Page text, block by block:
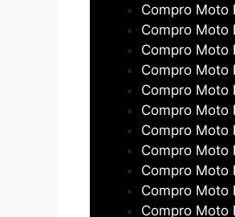
Compro Moto
Compro Moto
Compro Moto
Compro Moto
Compro Moto
Compro Moto
Compro Moto
Compro Moto
Compro Moto
Compro Moto
Compro Moto